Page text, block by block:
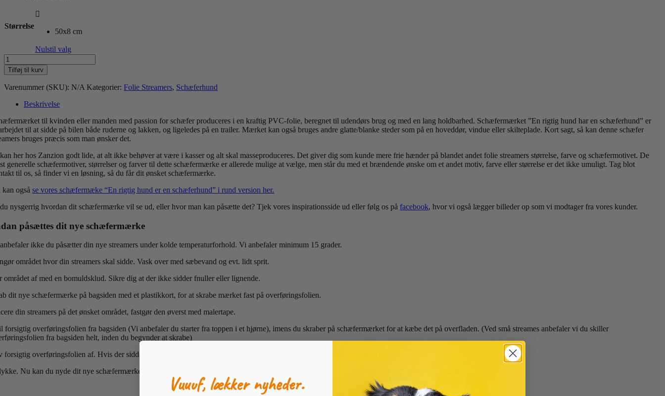
Størrelse

50x8 cm
Nulstil valg
En
rigtig
hund
er
schæferhund
Tilføj til kurv
Varenummer (SKU): N/A Kategorier: Folie Streamers, Schæferhund
Beskrivelse
til kvinden eller manden med passion for schæfer produceres i en kraftig PVC-folie, beregnet til udendørs brug og med en lang holdbarhed. Schæfermærket ”En rigtig hund har en schæferhund” er
til at sidde på bilen både ruderne og lakken, og ligeledes på en trailer. Mærket kan også bruges andre glatte/blanke steder som på en hoveddør, vindue eller skilteplade. Kort sagt, så kan denne schæfer
bruges præcis som man ønsker det.
her hos Zanzion godt lide, at alt ikke behøver at være i kasser og alt skal masseproduceres. Det giver dig som kunde mere frie hænder på blandet andet folie streamers størrelse, farve og schæfermotivet. De
generelle schæfermotiver, størrelser og farver til dette schæfermærke er allerede mulige at vælge, men står du med et brændende ønske om et andet motiv, farve eller størrelse er det ikke umuligt. Tag blot
til os, så finder vi en løsning, så du får dit ønsket schæfermærke.
kan ogsåse vores schæfermæke “En rigtig hund er en schæferhund” i rund version her.
nysgerrig hvordan dit schæfermærke vil se ud, eller hvor man kan påsætte det? Tjek vores inspirationsside ud eller følg os på facebook, hvor vi også lægger billeder op som vi modtager fra vores kunder.
påsættes dit nye schæfermærke
ikke du påsætter din nye streamers under kolde temperaturforhold. Vi anbefaler minimum 15 grader.
området hvor din streamers skal sidde. Vask over med sæbevand og evt. lidt sprit.
området af med en bomuldsklud. Sikre dig at der ikke sidder fnuller eller lignende.
dit nye schæfermærke på bagsiden med et plastikkort, for at skrabe mærket fast på overføringsfolien.
din streamers på det ønsket området, fastgør den øverst med malertape.
forsigtig overføringsfolien fra bagsiden (Vi anbefaler du starter fra toppen i et hjørne), imens du skraber på schæfermærket for at kæbe det på overfladen. (Ved små streames anbefaler vi du skiller
fra bagsiden helt, inden du begynder at skrabe)
forsigtig overføringsfolien af. Hvis der sidder noget af mærket tilbage på overføringsfolien, skal du skrabe mere på dette område.
Nu kan du nyde dit nye schæfermærke “En rigtig hund er en schæferhund”
Vuuuf, lækker nyheder.